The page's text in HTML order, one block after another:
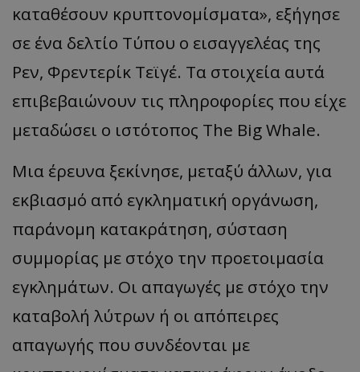
καταθέσουν κρυπτονομίσματα», εξήγησε
σε ένα δελτίο Τύπου ο εισαγγελέας της
Ρεν, Φρεντερίκ Τεϊγέ. Τα στοιχεία αυτά
επιβεβαιώνουν τις πληροφορίες που είχε
μεταδώσει ο ιστότοπος The Big Whale.
Μια έρευνα ξεκίνησε, μεταξύ άλλων, για
εκβιασμό από εγκληματική οργάνωση,
παράνομη κατακράτηση, σύσταση
συμμορίας με στόχο την προετοιμασία
εγκλημάτων. Οι απαγωγές με στόχο την
καταβολή λύτρων ή οι απόπειρες
απαγωγής που συνδέονται με